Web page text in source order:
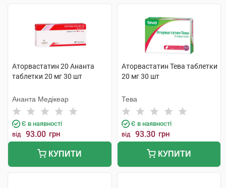
Аторвастатин 20 Ананта
таблетки 20 мг 30 шт
Ананта Медікеар
Є в наявності
від 93.00 грн
КУПИТИ
Аторвастатин Тева таблетки
20 мг 30 шт
Тева
Є в наявності
від 93.30 грн
КУПИТИ